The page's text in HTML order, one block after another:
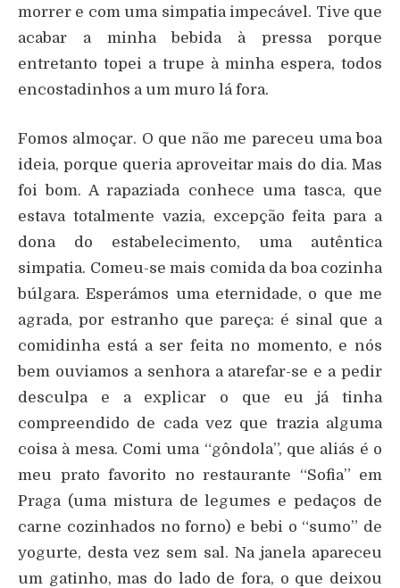
morrer e com uma simpatia impecável. Tive que
acabar a minha bebida à pressa porque
entretanto topei a trupe à minha espera, todos
encostadinhos a um muro lá fora.
Fomos almoçar. O que não me pareceu uma boa
ideia, porque queria aproveitar mais do dia. Mas
foi bom. A rapaziada conhece uma tasca, que
estava totalmente vazia, excepção feita para a
dona do estabelecimento, uma autêntica
simpatia. Comeu-se mais comida da boa cozinha
búlgara. Esperámos uma eternidade, o que me
agrada, por estranho que pareça: é sinal que a
comidinha está a ser feita no momento, e nós
bem ouviamos a senhora a atarefar-se e a pedir
desculpa e a explicar o que eu já tinha
compreendido de cada vez que trazia alguma
coisa à mesa. Comi uma “gôndola”, que aliás é o
meu prato favorito no restaurante “Sofia” em
Praga (uma mistura de legumes e pedaços de
carne cozinhados no forno) e bebi o “sumo” de
yogurte, desta vez sem sal. Na janela apareceu
um gatinho, mas do lado de fora, o que deixou